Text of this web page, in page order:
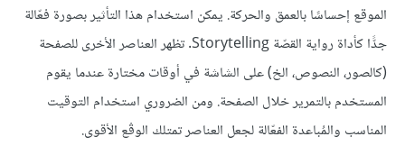
الموقع إحساسًا بالعمق والحركة. يمكن استخدام هذا التأثير بصورة فعّالة
جدًّا كأداة رواية القصّة Storytelling. تظهر العناصر الأخرى للصفحة
(كالصور، النصوص، الخ) على الشاشة في أوقات مختارة عندما يقوم
المستخدم بالتمرير خلال الصفحة. ومن الضروري استخدام التوقيت
المناسب والمُباعدة الفعّالة لجعل العناصر تمتلك الوقْع الأقوى.